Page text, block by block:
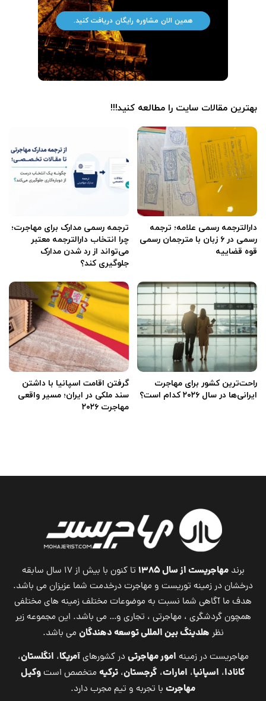
همین الان مشاوره رایگان دریافت کنید.
بهترین مقالات سایت را مطالعه کنید!!!
دارالترجمه رسمی علامه؛ ترجمه
رسمی در ۶ زبان با مترجمان رسمی
قوه قضاییه
ترجمه رسمی مدارک برای مهاجرت؛
چرا انتخاب دارالترجمه معتبر
می‌تواند از رد شدن مدارک
جلوگیری کند؟
راحت‌ترین کشور برای مهاجرت
ایرانی‌ها در سال ۲۰۲۶ کدام است؟
گرفتن اقامت اسپانیا با داشتن
سند ملکی در ایران؛ مسیر واقعی
مهاجرت ۲۰۲۶
برندمهاجریست از سال ۱۳۸۵
تا کنون با بیش از ۱۷ سال سابقه
درخشان در زمینه توریست و مهاجرت درخدمت شما عزیزان می باشد.
هدف ما آگاهی شما نسبت به موضوعات مختلف زمینه های مختلفی
همچون گردشگری ، مهاجرتی ، تجاری و… می باشد. این مجموعه زیر
نظر هلدینگ بین المللی توسعه دهندگان می باشد.
مهاجریست در زمینه امور مهاجرتیدر کشورهایآمریکا، انگلستان،
کانادا، اسپانیا، امارات، گرجستان، ترکیه متخصص استوکیل
مهاجرت با تجربه و تیم مجرب دارد.